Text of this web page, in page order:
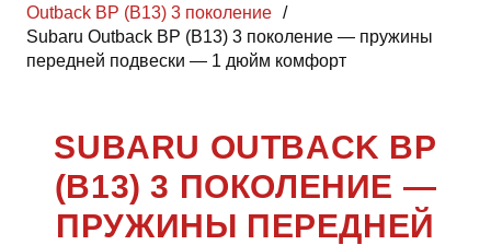
Outback BP (B13) 3 поколение /
Subaru Outback BP (B13) 3 поколение — пружины
передней подвески — 1 дюйм комфорт
SUBARU OUTBACK BP
(B13) 3 ПОКОЛЕНИЕ —
ПРУЖИНЫ ПЕРЕДНЕЙ